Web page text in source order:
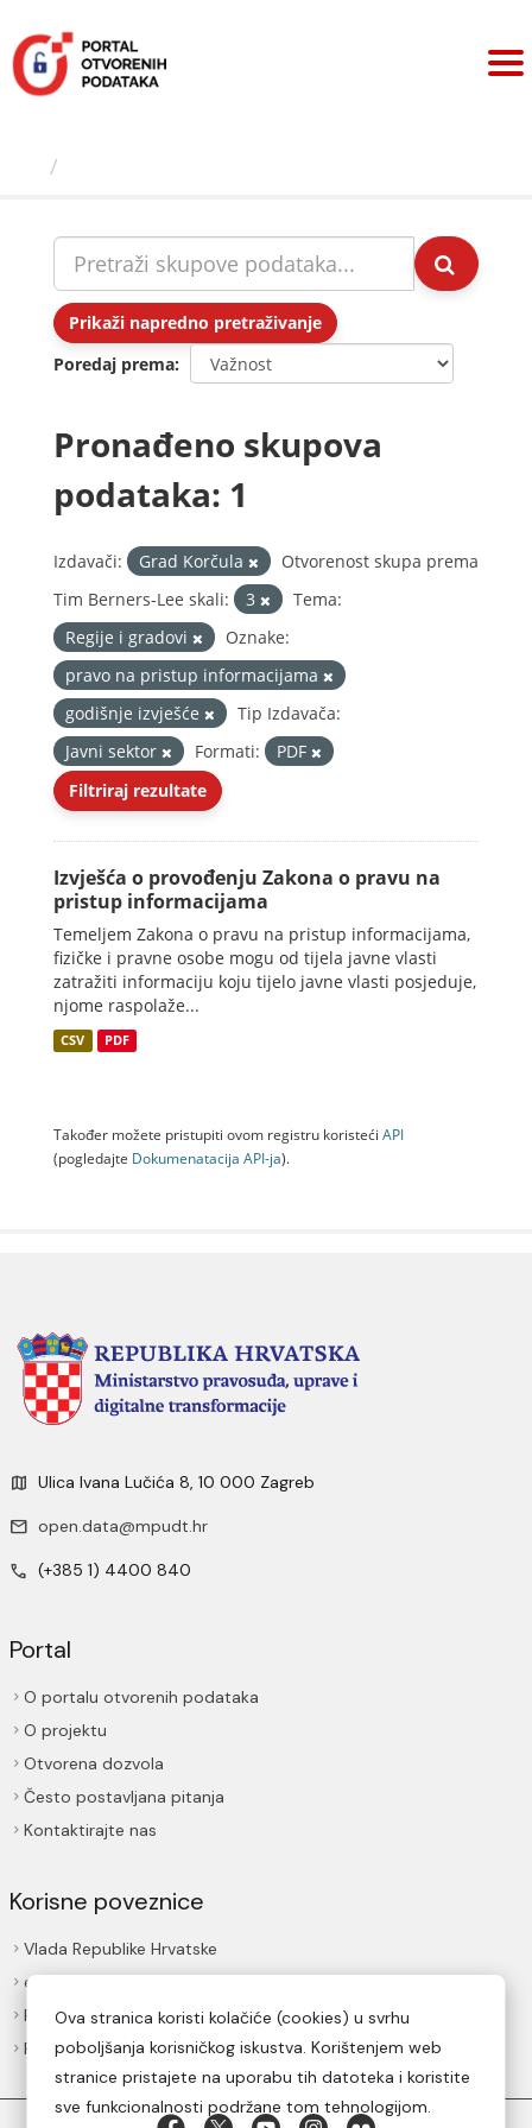
sadržaj
Prikaži napredno pretraživanje
Poredaj prema
Pronađeno skupova
podataka: 1
Izdavači: Grad Korčula
Otvorenost skupa prema
Tim Berners-Lee skali:
3
Tema:
Regije i gradovi
Oznake:
pravo na pristup informacijama
godišnje izvješće
Tip Izdavača:
Javni sektor
Formati:
PDF
Filtriraj rezultate
Izvješća o provođenju Zakona o pravu na
pristup informacijama
Temeljem Zakona o pravu na pristup informacijama,
fizičke i pravne osobe mogu od tijela javne vlasti
zatražiti informaciju koju tijelo javne vlasti posjeduje,
njome raspolaže...
CSV PDF
Također možete pristupiti ovom registru koristeći API
(pogledajte Dokumenаtаcijа API-jа).